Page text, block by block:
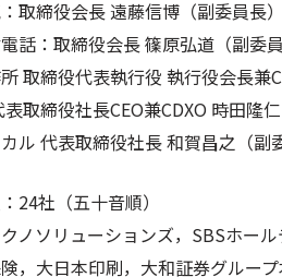
取締役会長 遠藤信博（副委員長）
話：取締役会長 篠原弘道（副委員
取締役代表執行役 執行役会長兼
取締役社長CEO兼CDXO 時田隆仁
ル 代表取締役社長 和賀昌之（副
24社（五十音順）
ノソリューションズ，SBSホー
，大日本印刷，大和証券グルー